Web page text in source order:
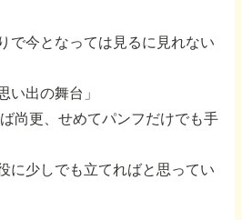
で今となっては見るに見れない
い出の舞台」
尚更、せめてパンフだけでも手
に少しでも立てればと思ってい